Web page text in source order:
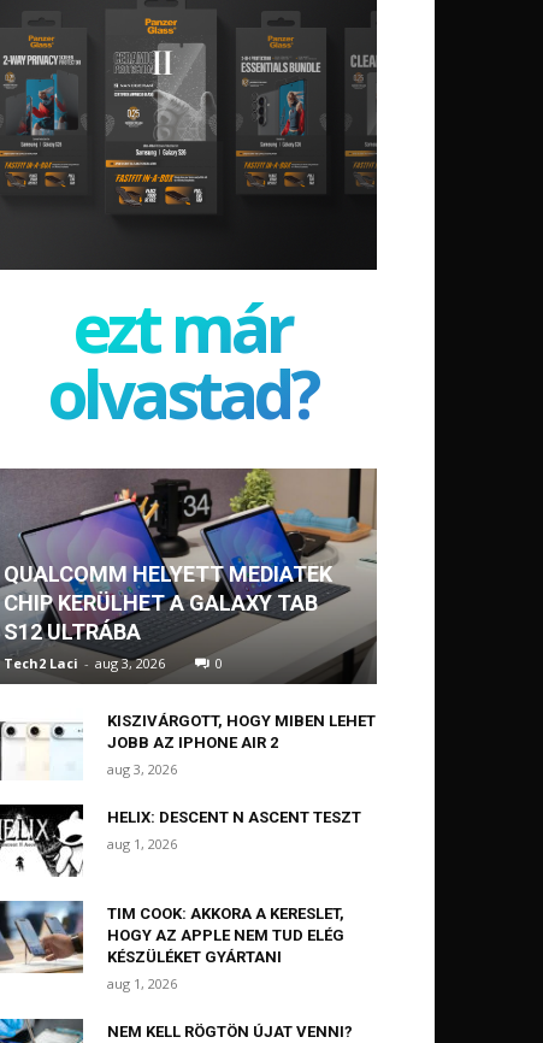
ezt már
olvastad?
QUALCOMM HELYETT MEDIATEK
CHIP KERÜLHET A GALAXY TAB
S12 ULTRÁBA
Tech2 Laci - aug 3, 2026 0
KISZIVÁRGOTT, HOGY MIBEN LEHET
JOBB AZ IPHONE AIR 2
aug 3, 2026
HELIX: DESCENT N ASCENT TESZT
aug 1, 2026
TIM COOK: AKKORA A KERESLET,
HOGY AZ APPLE NEM TUD ELÉG
KÉSZÜLÉKET GYÁRTANI
aug 1, 2026
NEM KELL RÖGTÖN ÚJAT VENNI?